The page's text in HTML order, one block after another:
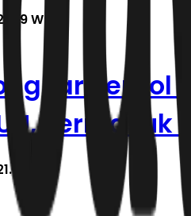
WIB
Perpol
Termasuk
WIB